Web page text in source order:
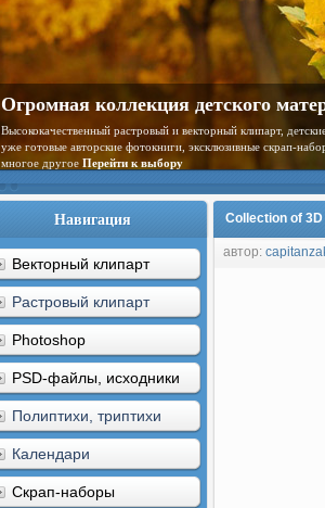
Огромная коллекция детского
Высококачественный растровый и векторный клипарт,
уже готовые авторские фотокниги, эксклюзивные скрап-
многое другое Перейти к выбору
Навигация
Векторный клипарт
Растровый клипарт
Photoshop
PSD-файлы, исходники
Полиптихи, триптихи
Календари
Скрап-наборы
Collection of
автор: